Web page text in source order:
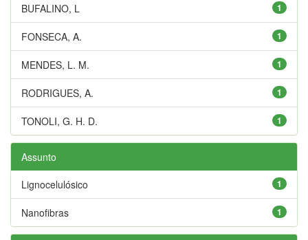
1
BUFALINO, L
1
FONSECA, A.
1
MENDES, L. M.
1
RODRIGUES, A.
1
TONOLI, G. H. D.
Assunto
1
Lignocelulósico
1
Nanofibras